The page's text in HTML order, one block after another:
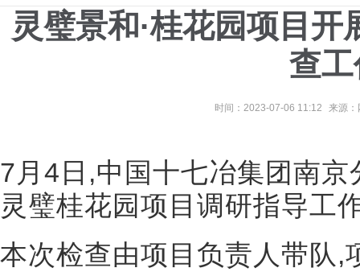
灵璧景和·桂花园项目
查
时间：2023-07-06 11:12 来源：
7月4日,中国十七冶集团南
灵璧桂花园项目调研指导工
本次检查由项目负责人带队,